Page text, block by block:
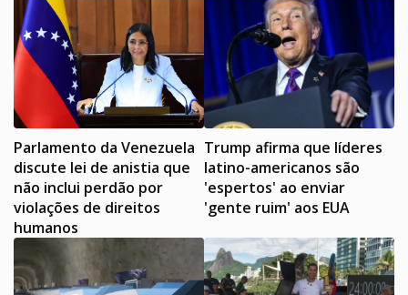
Parlamento da Venezuela
discute lei de anistia que
não inclui perdão por
violações de direitos
humanos
Trump afirma que líderes
latino-americanos são
'espertos' ao enviar
'gente ruim' aos EUA